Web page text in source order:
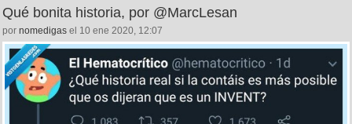
Qué bonita historia, por @MarcLesan
por nomedigas el 10 ene 2020, 12:07